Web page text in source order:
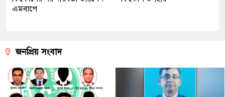
এমবাপে
জনপ্রিয় সংবাদ